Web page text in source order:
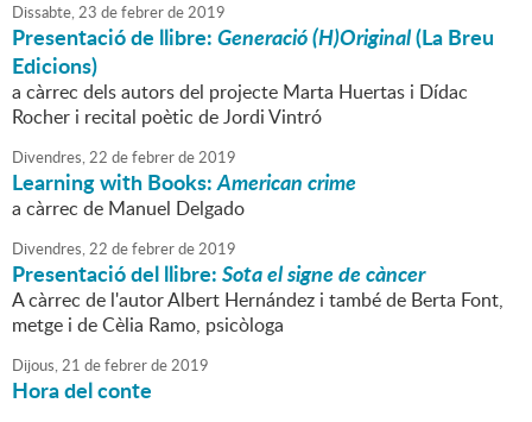
Dissabte,23 defebrerde2019
Presentació de llibre:Generació (H)Original(La Breu
Edicions)
a càrrec dels autors del projecte Marta Huertas i Dídac
Rocher i recital poètic de Jordi Vintró
Divendres,22 defebrerde2019
Learning with Books:American crime
a càrrec de Manuel Delgado
Divendres,22 defebrerde2019
Presentació del llibre:Sota el signe de càncer
A càrrec de l'autor Albert Hernández i també de Berta Font,
metge i de Cèlia Ramo, psicòloga
Dijous,21 defebrerde2019
Hora del conte